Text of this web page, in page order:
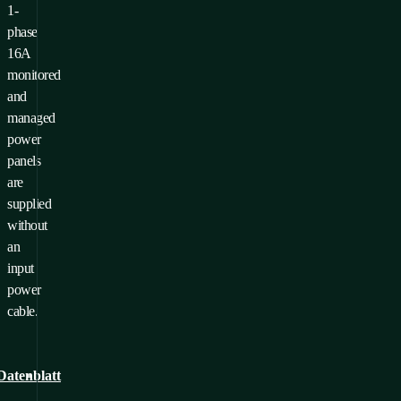
1-
phase
16A
monitored
and
managed
power
panels
are
supplied
without
an
input
power
cable.
ein Produkt zu Ihren
hinzuzufügen,
Sie
Registrieren